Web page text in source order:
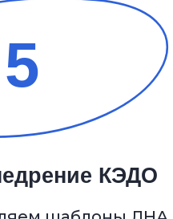
КЭДО
шаблоны ЛНА.
их с вашими
мы
за 5 дней